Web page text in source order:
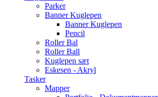
Parker
Banner Kuglepen
Banner Kuglepen
Pencil
Roller Bal
Roller Ball
Kuglepen sæt
Eskesen - Akryl
Tasker
Mapper